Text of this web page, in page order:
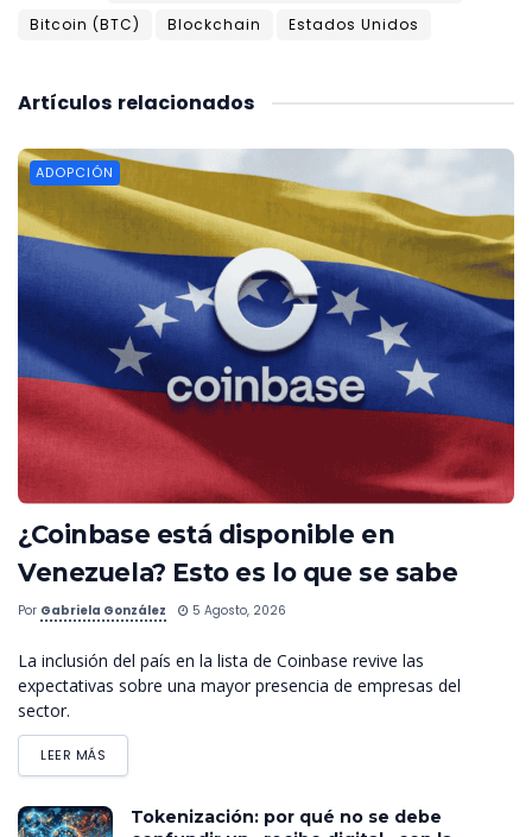
Bitcoin (BTC)
Blockchain Estados Unidos
relacionados
Artículos
ADOPCIÓN
¿Coinbase está disponible en
Venezuela? Esto es lo que se sabe
Por Gabriela González 5 Agosto, 2026
La inclusión del país en la lista de Coinbase revive las
expectativas sobre una mayor presencia de empresas del
sector.
LEER MÁS
Tokenización: por qué no se debe